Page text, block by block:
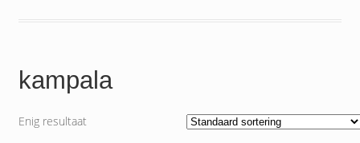
kampala
Enig resultaat